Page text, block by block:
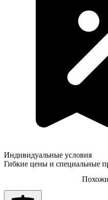
Индивидуальные условия
Гибкие цены и специальные